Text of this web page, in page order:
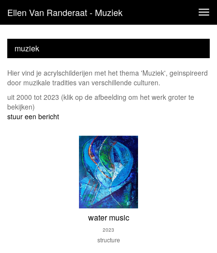
Ellen Van Randeraat - Muziek
muziek
Hier vind je acrylschilderijen met het thema 'Muziek', geinspireerd
door muzikale tradities van verschillende culturen.
uit 2000 tot 2023 (klik op de afbeelding om het werk groter te
bekijken)
stuur een bericht
water music
2023
structure